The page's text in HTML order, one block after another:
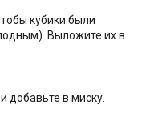
кубики были
Выложите их в
добавьте в миску.